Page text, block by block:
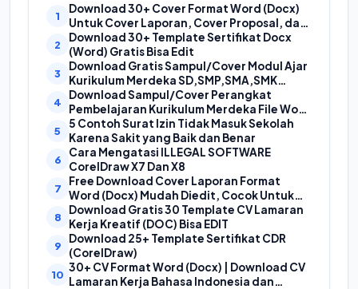
Download 30+ Cover Format Word (Docx)
Untuk Cover Laporan, Cover Proposal, dan
Cover Makalah
Download 30+ Template Sertifikat Docx
(Word) Gratis Bisa Edit
Download Gratis Sampul/Cover Modul Ajar
Kurikulum Merdeka SD,SMP,SMA,SMK
Format Doc (Ms Word)
Download Sampul/Cover Perangkat
Pembelajaran Kurikulum Merdeka File Word
(Doc) | Contoh Cover Kurikum Merdeka
5 Contoh Surat Izin Tidak Masuk Sekolah
Karena Sakit yang Baik dan Benar
Cara Mengatasi ILLEGAL SOFTWARE
CorelDraw X7 Dan X8
Free Download Cover Laporan Format
Word (Docx) Mudah Diedit, Cocok Untuk
Cover Laporan Kegiatan, Makalah Dan
Proposal
Download Gratis 30 Template CV Lamaran
Kerja Kreatif (DOC) Bisa EDIT
Download 25+ Template Sertifikat CDR
(CorelDraw)
30+ CV Format Word (Docx) | Download CV
Lamaran Kerja Bahasa Indonesia dan